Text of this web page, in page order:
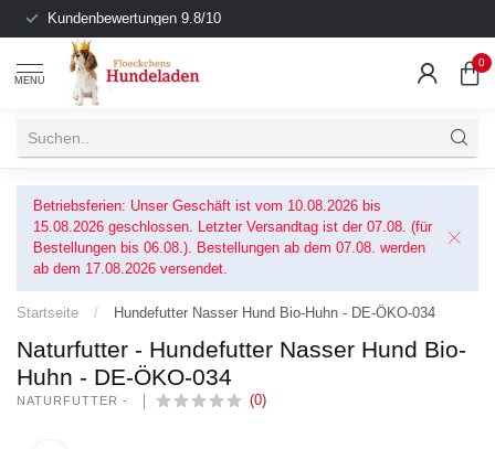
Kundenbewertungen 9.8/10
MENU
0
Betriebsferien: Unser Geschäft ist vom 10.08.2026 bis
15.08.2026 geschlossen. Letzter Versandtag ist der 07.08. (für
Bestellungen bis 06.08.). Bestellungen ab dem 07.08. werden
ab dem 17.08.2026 versendet.
Startseite / Hundefutter Nasser Hund Bio-Huhn - DE-ÖKO-034
Naturfutter - Hundefutter Nasser Hund Bio-
Huhn - DE-ÖKO-034
NATURFUTTER - (0)